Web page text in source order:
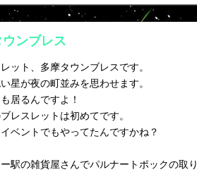
ンブレス
ット、多摩タウンブレスです。
星が夜の町並みを思わせます。
居るんですよ！
レスレットは初めてです。
ベントでもやってたんですかね？
駅の雑貨屋さんでパルナートポックの取り